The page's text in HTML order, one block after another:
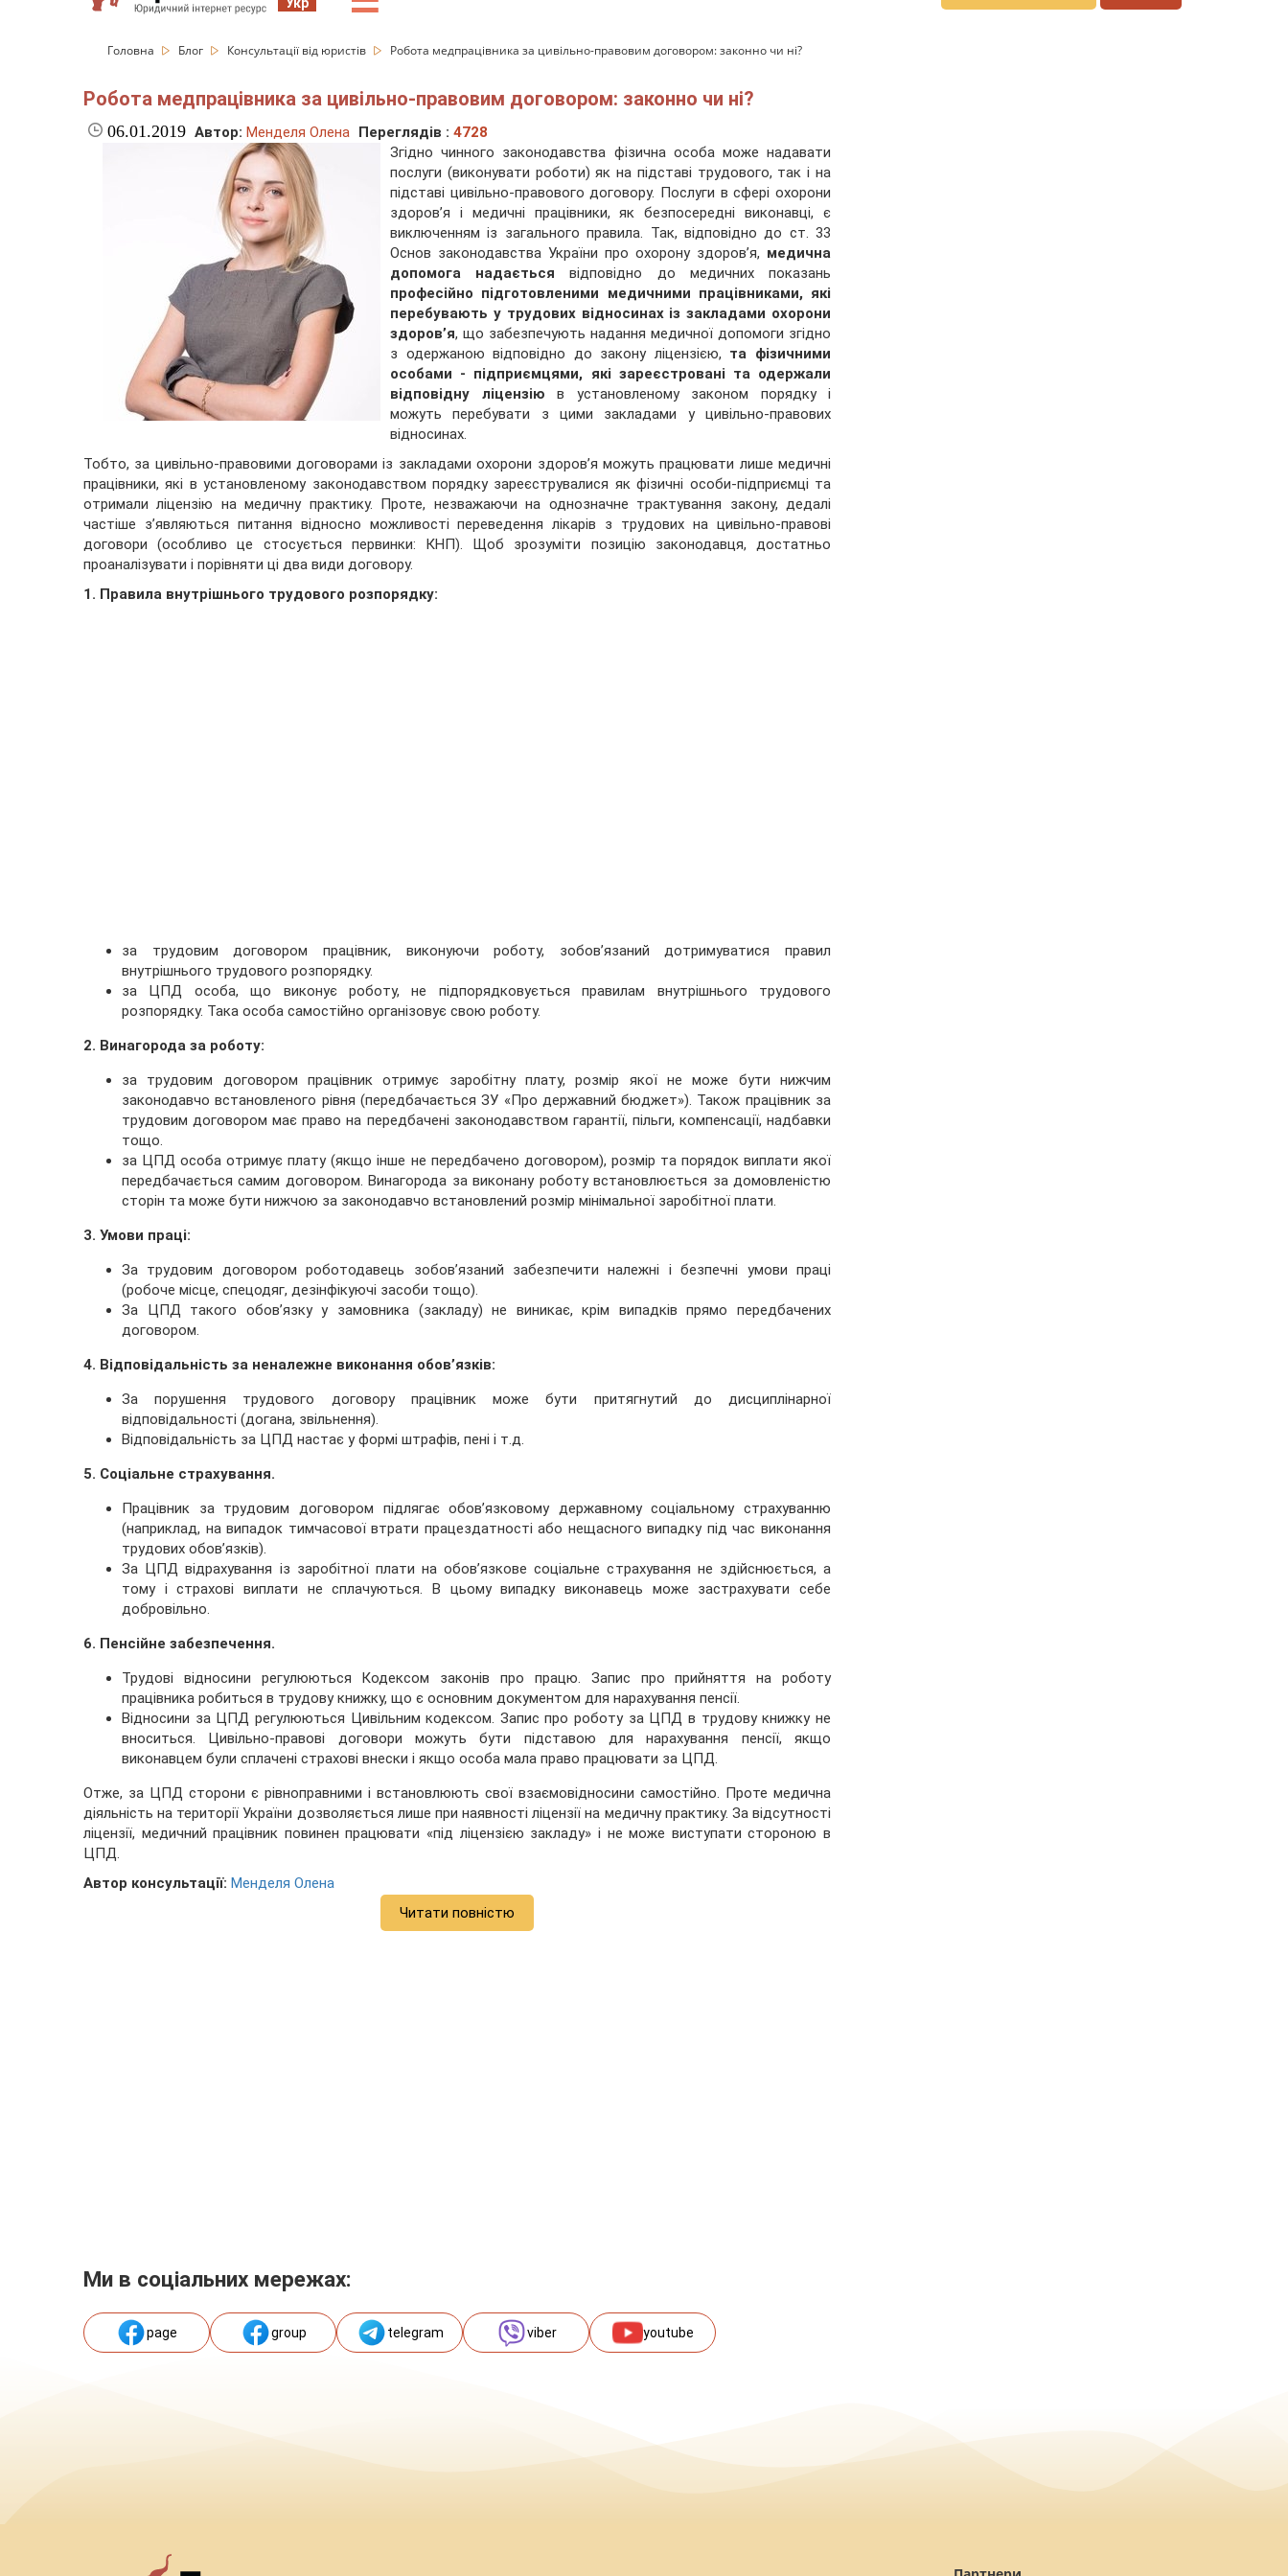
Головна Блог Консультації від юристів Робота медпрацівника за цивільно-правовим договором: законно чи ні?
Робота медпрацівника за цивільно-правовим договором: законно чи ні?
06.01.2019 Автор: Менделя Олена Переглядів : 4728
Згідно чинного законодавства фізична особа може надавати
послуги (виконувати роботи) як на підставі трудового, так і на
підставі цивільно-правового договору. Послуги в сфері охорони
здоров’я і медичні працівники, як безпосередні виконавці, є
виключенням із загального правила. Так, відповідно до ст. 33
Основ законодавства України про охорону здоров’я, медична
допомога
надаєтьсявідповідно до медичних показань
професійно підготовленими медичними працівниками, які
перебувають у трудових відносинах із закладами охорони
здоров’я, що забезпечують надання медичної допомоги згідно
з одержаною відповідно до закону ліцензією, та фізичними
особами - підприємцями, які зареєстровані та одержали
відповідну ліцензію в установленому законом порядку і
можуть перебувати з цими закладами у цивільно-правових
відносинах.
Тобто, за цивільно-правовими договорами із закладами охорони здоров’я можуть працювати лише медичні
працівники, які в установленому законодавством порядку зареєструвалися як фізичні особи-підприємці та
отримали ліцензію на медичну практику. Проте, незважаючи на однозначне трактування закону, дедалі
частіше з’являються питання відносно можливості переведення лікарів з трудових на цивільно-правові
договори (особливо це стосується первинки: КНП). Щоб зрозуміти позицію законодавця, достатньо
проаналізувати і порівняти ці два види договору.
1. Правила внутрішнього трудового розпорядку:
за трудовим договором працівник, виконуючи роботу, зобов’язаний дотримуватися правил
внутрішнього трудового розпорядку.
за ЦПД особа, що виконує роботу, не підпорядковується правилам внутрішнього трудового
розпорядку. Така особа самостійно організовує свою роботу.
2. Винагорода за роботу:
за трудовим договором працівник отримує заробітну плату, розмір якої не може бути нижчим
законодавчо встановленого рівня (передбачається ЗУ «Про державний бюджет»). Також працівник за
трудовим договором має право на передбачені законодавством гарантії, пільги, компенсації, надбавки
тощо.
за ЦПД особа отримує плату (якщо інше не передбачено договором), розмір та порядок виплати якої
передбачається самим договором. Винагорода за виконану роботу встановлюється за домовленістю
сторін та може бути нижчою за законодавчо встановлений розмір мінімальної заробітної плати.
3. Умови праці:
За трудовим договором роботодавець зобов’язаний забезпечити належні і безпечні умови праці
(робоче місце, спецодяг, дезінфікуючі засоби тощо).
За ЦПД такого обов’язку у замовника (закладу) не виникає, крім випадків прямо передбачених
договором.
4. Відповідальність за неналежне виконання обов’язків:
За порушення трудового договору працівник може бути притягнутий до дисциплінарної
відповідальності (догана, звільнення).
Відповідальність за ЦПД настає у формі штрафів, пені і т.д.
5. Соціальне страхування.
Працівник за трудовим договором підлягає обов’язковому державному соціальному страхуванню
(наприклад, на випадок тимчасової втрати працездатності або нещасного випадку під час виконання
трудових обов’язків).
За ЦПД відрахування із заробітної плати на обов’язкове соціальне страхування не здійснюється, а
тому і страхові виплати не сплачуються. В цьому випадку виконавець може застрахувати себе
добровільно.
6. Пенсійне забезпечення.
Трудові відносини регулюються Кодексом законів про працю. Запис про прийняття на роботу
працівника робиться в трудову книжку, що є основним документом для нарахування пенсії.
Відносини за ЦПД регулюються Цивільним кодексом. Запис про роботу за ЦПД в трудову книжку не
вноситься. Цивільно-правові договори можуть бути підставою для нарахування пенсії, якщо
виконавцем були сплачені страхові внески і якщо особа мала право працювати за ЦПД.
Отже, за ЦПД сторони є рівноправними і встановлюють свої взаємовідносини самостійно. Проте медична
діяльність на території України дозволяється лише при наявності ліцензії на медичну практику. За відсутності
ліцензії, медичний працівник повинен працювати «під ліцензією закладу» і не може виступати стороною в
ЦПД.
Автор консультації: Менделя Олена
Читати повністю
Ми в соціальних мережах:
page group telegram viber youtube